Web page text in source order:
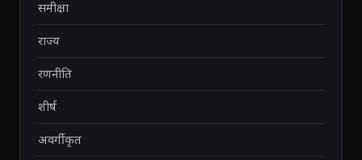
समीक्षा
राज्य
रणनीति
शीर्ष
अवर्गीकृत